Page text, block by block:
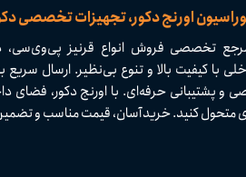
اورنج دکور، تجهیزات تخصصی
تخصصی فروش انواع قرنیز پی‌وی‌سی،
و پشتیبانی حرفه‌ای. با اورنج دکور، فضای
متحول کنید. خرید آسان، قیمت مناسب و تضمین